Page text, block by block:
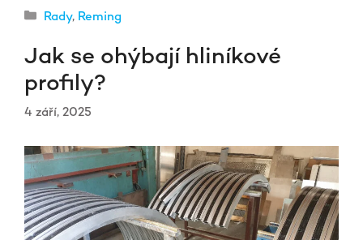
Rubriky
Rady, Reming
Jak se ohýbají hliníkové
profily?
4 září, 2025